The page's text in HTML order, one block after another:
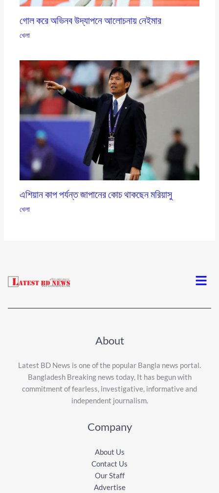
গোল করে অভিনব উদ্‌যাপনে আলোচনায় নেইমার
খেলা
এশিয়ান কাপ পর্যন্ত জাপানের কোচ থাকছেন মরিয়াসু
খেলা
Menu
About
Latest BD News is one of the popular Bangla news portal.
Bangladesh Breaking news today, It has begun with
commitment of fearless, investigative, informative and
independent journalism.
Company
About Us
Contact Us
Our Staff
Advertise